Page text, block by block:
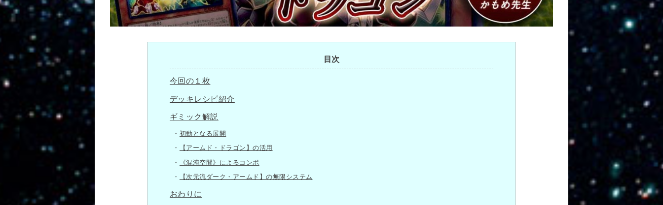
目次
今回の１枚
デッキレシピ紹介
ギミック解説
初動となる展開
【アームド・ドラゴン】の活用
《混沌空間》によるコンボ
【次元流ダーク・アームド】の無限システム
おわりに